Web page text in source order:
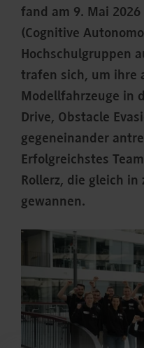
fand am 9. Mai
(Cognitive
Hochschulgruppen
trafen sich, um ihre
Modellfahrzeuge in
Drive, Obstacle
gegeneinander
Erfolgreichstes
Rollerz, die gleich in
gewannen.